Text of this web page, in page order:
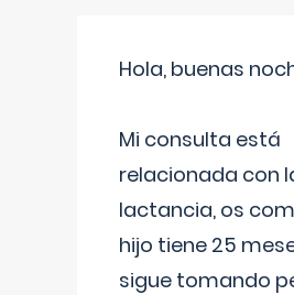
Hola, buenas
Mi consulta está
relacionada con
lactancia, os
hijo tiene 25
sigue tomando